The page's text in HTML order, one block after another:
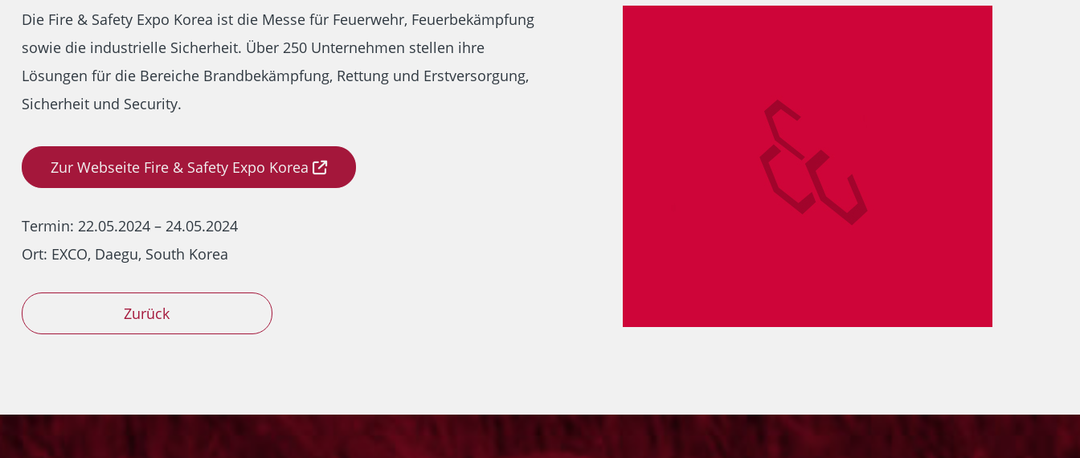
Die Fire & Safety Expo Korea ist die Messe für Feuerwehr, Feuerbekämpfung
sowie die industrielle Sicherheit. Über 250 Unternehmen stellen ihre
Lösungen für die Bereiche Brandbekämpfung, Rettung und Erstversorgung,
Sicherheit und Security.
Zur Webseite Fire & Safety Expo Korea
Termin: 22.05.2024 – 24.05.2024
Ort: EXCO, Daegu, South Korea
Zurück